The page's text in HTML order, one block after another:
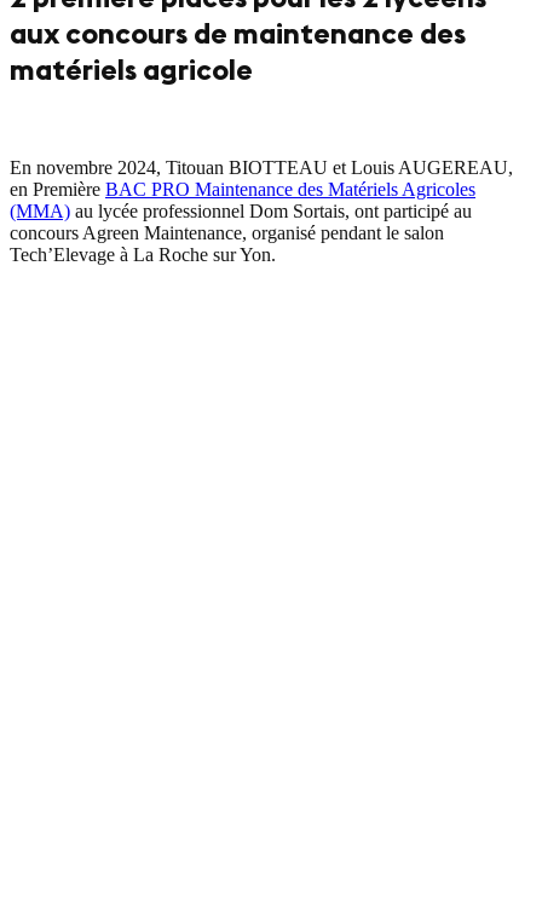
aux concours de maintenance des
matériels agricole
En novembre 2024, Titouan BIOTTEAU et Louis AUGEREAU,
en Première BAC PRO Maintenance des Matériels Agricoles
(MMA) au lycée professionnel Dom Sortais, ont participé au
concours Agreen Maintenance, organisé pendant le salon
Tech’Elevage à La Roche sur Yon.